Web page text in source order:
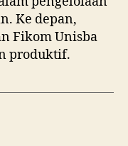
Ke depan,
Fikom Unisba
produktif.